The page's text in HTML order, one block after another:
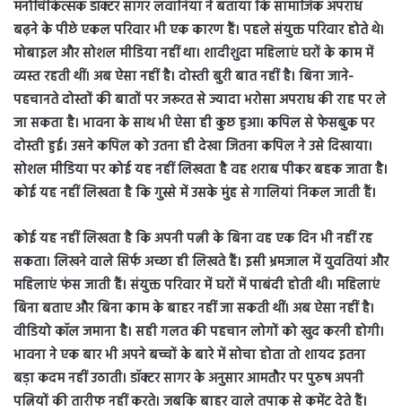
मनोचिकित्सक डॉक्टर सागर लवानिया ने बताया कि सामाजिक अपराध
बढ़ने के पीछे एकल परिवार भी एक कारण हैं। पहले संयुक्त परिवार होते थे।
मोबाइल और सोशल मीडिया नहीं था। शादीशुदा महिलाएं घरों के काम में
व्यस्त रहती थीं। अब ऐसा नहीं है। दोस्ती बुरी बात नहीं है। बिना जाने-
पहचानते दोस्तों की बातों पर जरूरत से ज्यादा भरोसा अपराध की राह पर ले
जा सकता है। भावना के साथ भी ऐसा ही कुछ हुआ। कपिल से फेसबुक पर
दोस्ती हुई। उसने कपिल को उतना ही देखा जितना कपिल ने उसे दिखाया।
सोशल मीडिया पर कोई यह नहीं लिखता है वह शराब पीकर बहक जाता है।
कोई यह नहीं लिखता है कि गुस्से में उसके मुंह से गालियां निकल जाती हैं।
कोई यह नहीं लिखता है कि अपनी पत्नी के बिना वह एक दिन भी नहीं रह
सकता। लिखने वाले सिर्फ अच्छा ही लिखते हैं। इसी भ्रमजाल में युवतियां और
महिलाएं फंस जाती हैं। संयुक्त परिवार में घरों में पाबंदी होती थी। महिलाएं
बिना बताए और बिना काम के बाहर नहीं जा सकती थीं। अब ऐसा नहीं है।
वीडियो कॉल जमाना है। सही गलत की पहचान लोगों को खुद करनी होगी।
भावना ने एक बार भी अपने बच्चों के बारे में सोचा होता तो शायद इतना
बड़ा कदम नहीं उठाती। डॉक्टर सागर के अनुसार आमतौर पर पुरुष अपनी
पत्नियों की तारीफ नहीं करते। जबकि बाहर वाले तपाक से कमेंट देते हैं।